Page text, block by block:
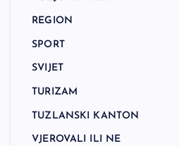
REGION
SPORT
SVIJET
TURIZAM
TUZLANSKI KANTON
VJEROVALI ILI NE